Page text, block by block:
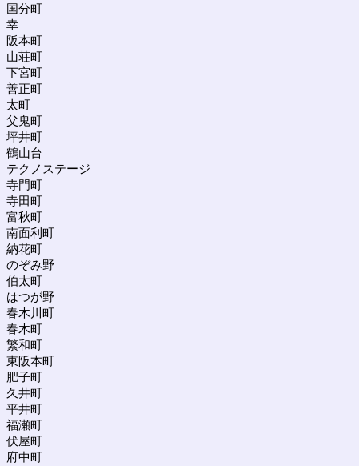
国分町
幸
阪本町
山荘町
下宮町
善正町
太町
父鬼町
坪井町
鶴山台
テクノステージ
寺門町
寺田町
富秋町
南面利町
納花町
のぞみ野
伯太町
はつが野
春木川町
春木町
繁和町
東阪本町
肥子町
久井町
平井町
福瀬町
伏屋町
府中町